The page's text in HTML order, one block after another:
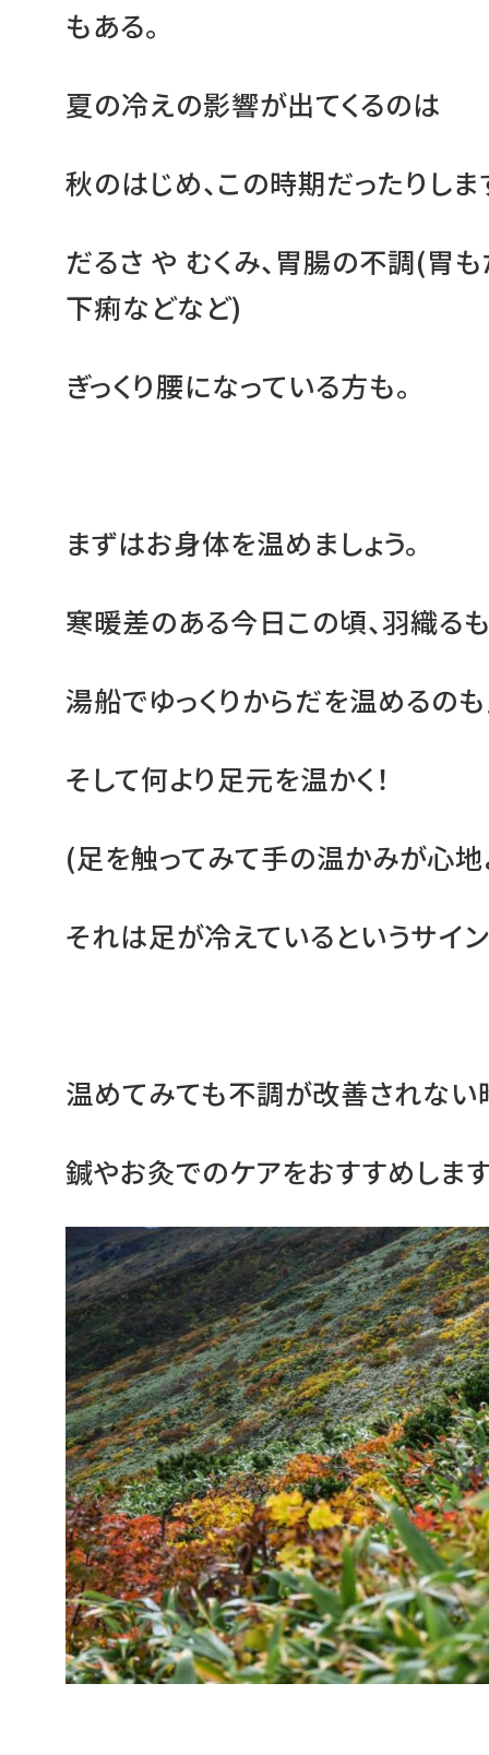
もある。
夏の冷えの影響が出てくるのは
秋のはじめ、この時期だったりしま
だるさ や むくみ、胃腸の不調(胃も
下痢などなど)
ぎっくり腰になっている方も。
まずはお身体を温めましょう。
寒暖差のある今日この頃、羽織る
湯船でゆっくりからだを温めるのも
そして何より足元を温かく！
(足を触ってみて手の温かみが心
それは足が冷えているというサイ
温めてみても不調が改善されない
鍼やお灸でのケアをおすすめします